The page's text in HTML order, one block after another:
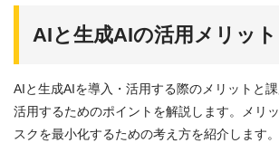
AIと生成AIの活用メリッ
AIと生成AIを導入・活用する際のメリットと
活用するためのポイントを解説します。メリ
スクを最小化するための考え方を紹介します。